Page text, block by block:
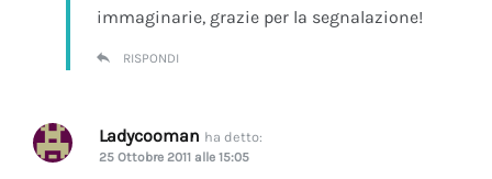
immaginarie, grazie per la segnalazione!
RISPONDI
Ladycooman ha detto:
25 Ottobre 2011 alle 15:05